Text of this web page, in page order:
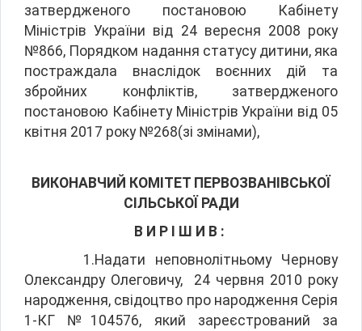
затвердженого постановою Кабінету
Міністрів України від 24 вересня 2008 року
№866, Порядком надання статусу дитини, яка
постраждала внаслідок воєнних дій та
збройних конфліктів, затвердженого
постановою Кабінету Міністрів України від 05
квітня 2017 року №268(зі змінами),
ВИКОНАВЧИЙ КОМІТЕТ ПЕРВОЗВАНІВСЬКОЇ
СІЛЬСЬКОЇ РАДИ
В И Р І Ш И В :
1.Надати неповнолітньому Чернову
Олександру Олеговичу, 24 червня 2010 року
народження, свідоцтво про народження Серія
1-КГ №104576, який зареєстрований за